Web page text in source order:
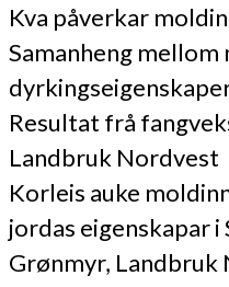
Kva påverkar
Samanheng
Resultat frå
Landbruk Nordvest
Korleis auke
jordas eigenskapar i
Grønmyr, Landbruk